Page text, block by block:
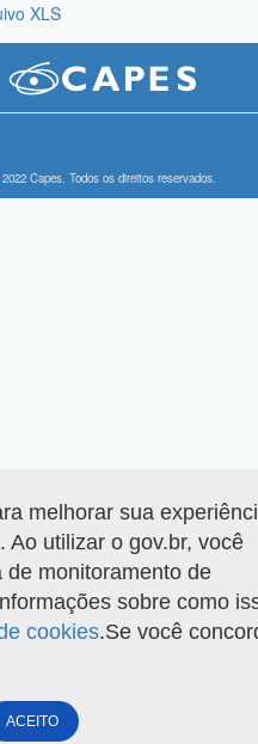
XLS
Capes. Todos os direitos reservados.
melhorar sua
Ao utilizar o gov.br, você
monitoramento de
sobre como
cookies.Se você
ACEITO